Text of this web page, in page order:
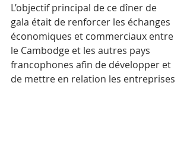
L’objectif principal de ce dîner de
gala était de renforcer les échanges
économiques et commerciaux entre
le Cambodge et les autres pays
francophones afin de développer et
de mettre en relation les entreprises